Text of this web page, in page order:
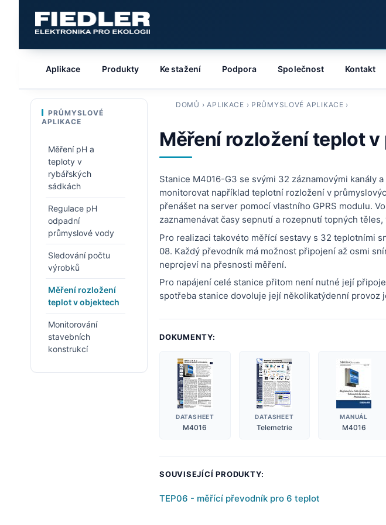
DOMŮ ›APLIKACE › PRŮMYSLOVÉ APLIKACE ›
Měření rozložení teplot
Stanice M4016-G3 se svými 32 záznamovými kanály
monitorovat například teplotní rozložení v
přenášet na server pomocí vlastního GPRS modulu.
zaznamenávat časy sepnutí a rozepnutí topných
Pro realizaci takovéto měřící sestavy s 32 teplotními
08. Každý převodník má možnost připojení až osmi
neprojeví na přesnosti měření.
Pro napájení celé stanice přitom není nutné její
spotřeba stanice dovoluje její několikatýdenní provoz
DOKUMENTY:
DATASHEET
M4016
DATASHEET
Telemetrie
MANUÁL
M4016
SOUVISEJÍCÍ PRODUKTY:
TEP06 - měřící převodník pro 6 teplot
Aplikace Produkty Ke stažení Podpora Společnost Kontakt
PRŮMYSLOVÉ
APLIKACE
Měření pH a
teploty v
rybářských
sádkách
Regulace pH
odpadní
průmyslové vody
Sledování počtu
výrobků
Měření rozložení
teplot v objektech
Monitorování
stavebních
konstrukcí